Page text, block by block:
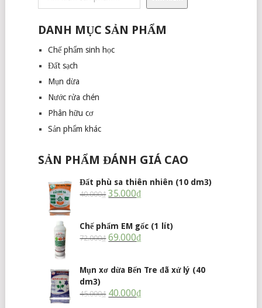
DANH MỤC SẢN PHẨM
Chế phẩm sinh học
Đất sạch
Mụn dừa
Nước rửa chén
Phân hữu cơ
Sản phẩm khác
SẢN PHẨM ĐÁNH GIÁ CAO
Đất phù sa thiên nhiên (10 dm3)
40.000₫ 35.000₫
Chế phẩm EM gốc (1 lít)
72.000₫ 69.000₫
Mụn xơ dừa Bến Tre đã xử lý (40
dm3)
45.000₫ 40.000₫